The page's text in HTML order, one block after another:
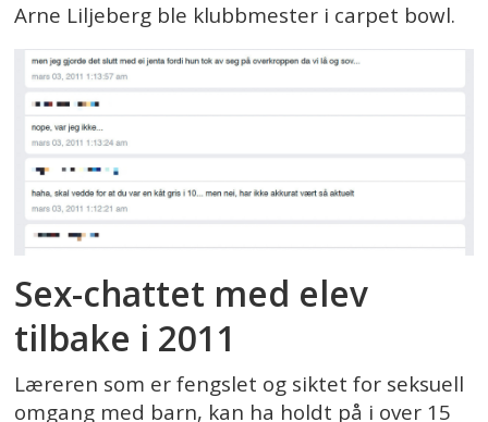
Arne Liljeberg ble klubbmester i carpet bowl.
Sex-chattet med elev
tilbake i 2011
Læreren som er fengslet og siktet for seksuell
omgang med barn, kan ha holdt på i over 15